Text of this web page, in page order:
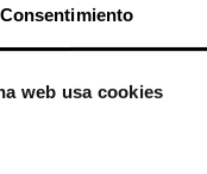
Consentimiento
web usa cookies